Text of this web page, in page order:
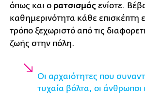
όπως και ο ρατσισμός ενίοτε.
καθημερινότητα κάθε επισκέπτη
τρόπο ξεχωριστό από τις
ζωής στην πόλη.
Οι αρχαιότητες που
τυχαία βόλτα, οι άνθρωποι